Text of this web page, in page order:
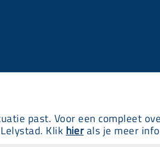
past. Voor een compleet
Klik hierals je meer